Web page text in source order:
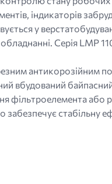
індикаторів
у
Серія LMP
антикорозійним
вбудований
фільтроелемента або
стабільну